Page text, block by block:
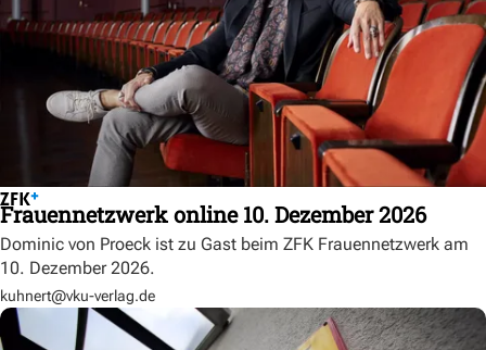
Frauennetzwerk online 10. Dezember 2026
Dominic von Proeck ist zu Gast beim ZFK Frauennetzwerk am
10. Dezember 2026.
kuhnert@vku-verlag.de